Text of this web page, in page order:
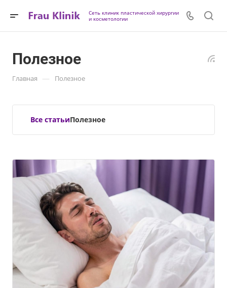
Сеть клиник пластической хирургии
и косметологии
Полезное
Главная — Полезное
Все статьиПолезное